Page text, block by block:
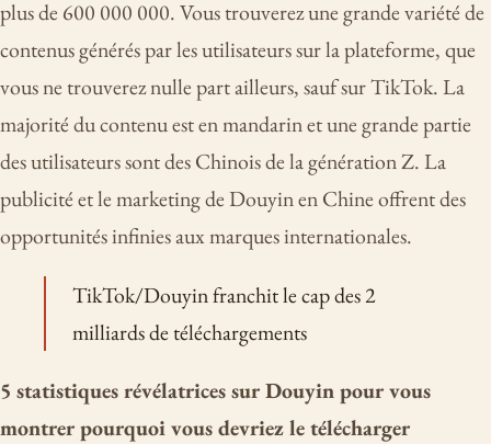
plus de 600 000 000. Vous trouverez une grande variété de
contenus générés par les utilisateurs sur la plateforme, que
vous ne trouverez nulle part ailleurs, sauf sur TikTok. La
majorité du contenu est en mandarin et une grande partie
des utilisateurs sont des Chinois de la génération Z. La
publicité et le marketing de Douyin en Chine offrent des
opportunités infinies aux marques internationales.
TikTok/Douyin franchit le cap des 2
milliards de téléchargements
5 statistiques révélatrices sur Douyin pour vous
montrer pourquoi vous devriez le télécharger